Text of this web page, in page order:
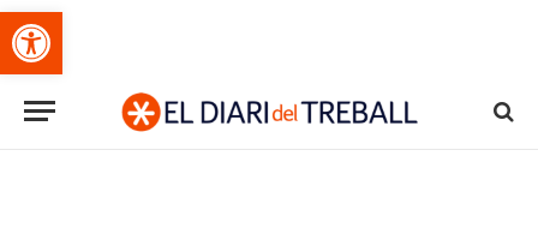
Obre la barra d'eines